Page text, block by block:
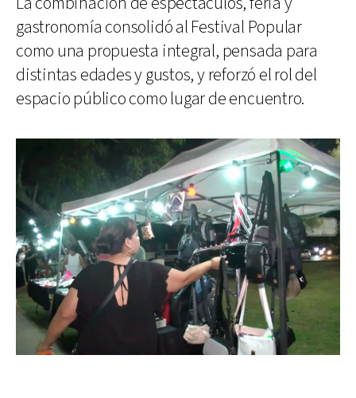
gastronomía consolidó al Festival Popular
como una propuesta integral, pensada para
distintas edades y gustos, y reforzó el rol del
espacio público como lugar de encuentro.